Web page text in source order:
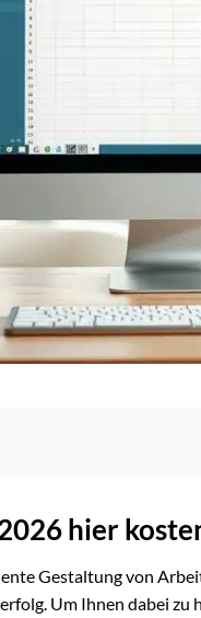
hier
Gestaltung von
Um Ihnen dabei